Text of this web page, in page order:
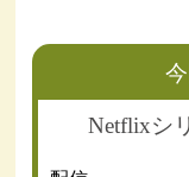
Netflixシ